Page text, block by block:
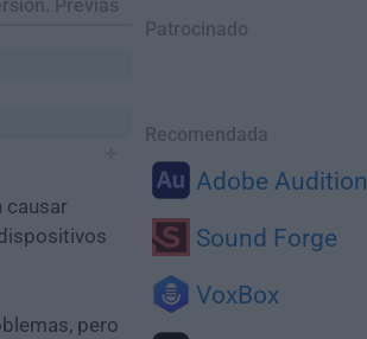
Patrocinado
Recomendada
Adobe Audition
Sound Forge
VoxBox
Previas
causar
pero